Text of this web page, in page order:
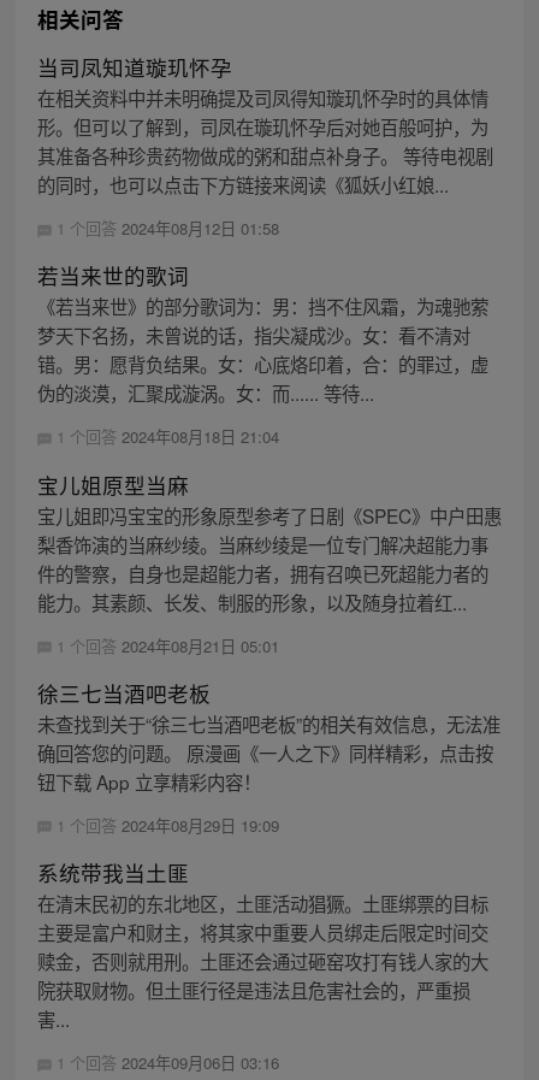
相关问答
当司凤知道璇玑怀孕
在相关资料中并未明确提及司凤得知璇玑怀孕时的具体情
形。但可以了解到，司凤在璇玑怀孕后对她百般呵护，为
其准备各种珍贵药物做成的粥和甜点补身子。 等待电视剧
的同时，也可以点击下方链接来阅读《狐妖小红娘...
1 个回答 2024年08月12日 01:58
若当来世的歌词
《若当来世》的部分歌词为：男：挡不住风霜，为魂驰萦
梦天下名扬，未曾说的话，指尖凝成沙。女：看不清对
错。男：愿背负结果。女：心底烙印着，合：的罪过，虚
伪的淡漠，汇聚成漩涡。女：而...... 等待...
1 个回答 2024年08月18日 21:04
宝儿姐原型当麻
宝儿姐即冯宝宝的形象原型参考了日剧《SPEC》中户田惠
梨香饰演的当麻纱绫。当麻纱绫是一位专门解决超能力事
件的警察，自身也是超能力者，拥有召唤已死超能力者的
能力。其素颜、长发、制服的形象，以及随身拉着红...
1 个回答 2024年08月21日 05:01
徐三七当酒吧老板
未查找到关于“徐三七当酒吧老板”的相关有效信息，无法准
确回答您的问题。 原漫画《一人之下》同样精彩，点击按
钮下载 App 立享精彩内容！
1 个回答 2024年08月29日 19:09
系统带我当土匪
在清末民初的东北地区，土匪活动猖獗。土匪绑票的目标
主要是富户和财主，将其家中重要人员绑走后限定时间交
赎金，否则就用刑。土匪还会通过砸窑攻打有钱人家的大
院获取财物。但土匪行径是违法且危害社会的，严重损
害...
1 个回答 2024年09月06日 03:16